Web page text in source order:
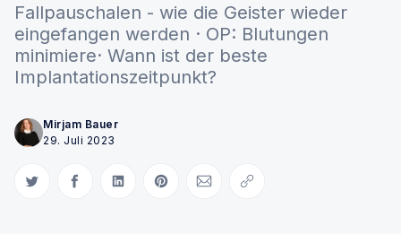
Fallpauschalen - wie die Geister wieder
eingefangen werden · OP: Blutungen
minimiere· Wann ist der beste
Implantationszeitpunkt?
Mirjam Bauer
29. Juli 2023
Auf Twitter teilen
Auf Facebook teilen
Auf LinkedIn teilen
Auf Pinterest teilen
Per E-Mail teilen
Link kopieren